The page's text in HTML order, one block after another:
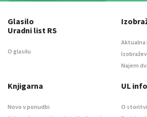
Glasilo
Uradni list RS
O glasilu
Aktualna
Najem
Knjigarna
Novo v ponudbi
UL
O storitvi